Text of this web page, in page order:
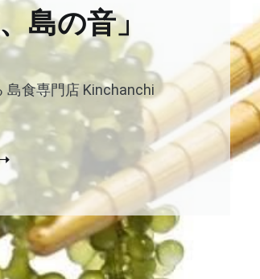
島の音」
島食専門店 Kinchanchi